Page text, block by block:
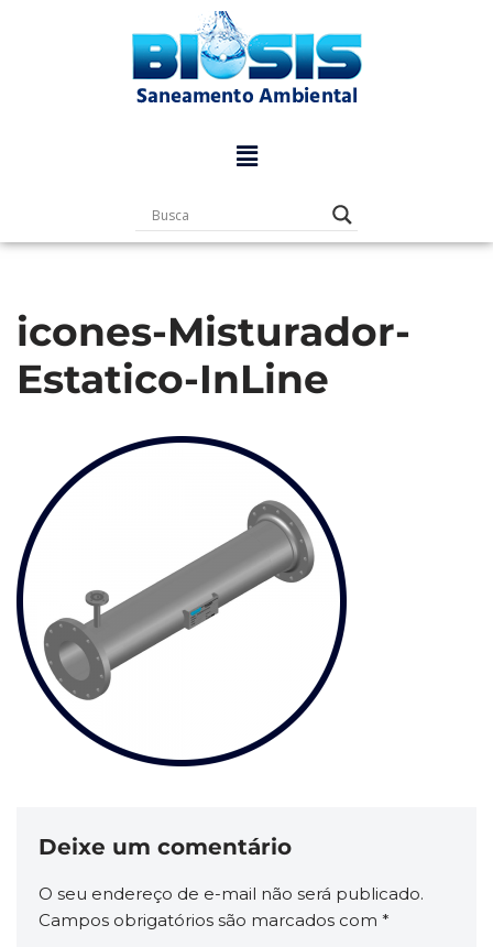
icones-Misturador-
Estatico-InLine
Deixe um comentário
O seu endereço de e-mail não será publicado.
Campos obrigatórios são marcados com *